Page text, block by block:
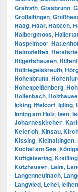
Grafrath, Grasbrunn,
Großaitingen,
Haag, Haar, Habach,
Halbergmoos,
Haspelmoor,
Heimstetten,
Hilgertshausen,
Höllriegelskreuth,
Hohenbrunn,
Hohenpeißenberg,
Hollenbach,
Icking, Iffeldorf, Igling,
Inning am Holz, Isen,
Johanneskirchen,
Keferloh, Kinsau,
Kissing, Kleinaitingen,
Kochel am See,
Kottgeisering, Krailling
Kutzhausen, Laim,
Langenneufnach,
Langwied, Lehel, leihen